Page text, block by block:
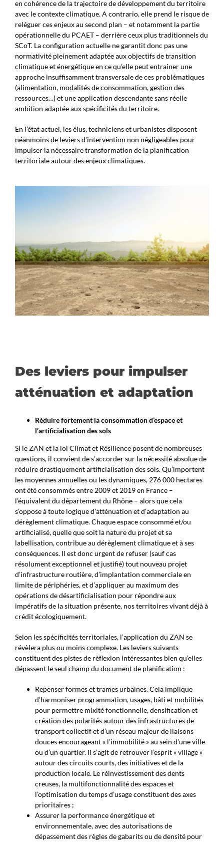
en cohérence de la trajectoire de développement du territoire
avec le contexte climatique. A contrario, elle prend le risque de
reléguer ces enjeux au second plan – et notamment la partie
opérationnelle du PCAET – derrière ceux plus traditionnels du
SCoT. La configuration actuelle ne garantit donc pas une
normativité pleinement adaptée aux objectifs de transition
climatique et énergétique en ce qu’elle peut entrainer une
approche insuffisamment transversale de ces problématiques
(alimentation, modalités de consommation, gestion des
ressources…) et une application descendante sans réelle
ambition adaptée aux spécificités du territoire.
En l’état actuel, les élus, techniciens et urbanistes disposent
néanmoins de leviers d’intervention non négligeables pour
impulser la nécessaire transformation de la planification
territoriale autour des enjeux climatiques.
Des leviers pour impulser
atténuation et adaptation
Réduire fortement la consommation d’espace et
l’artificialisation des sols
Si le ZAN et la loi Climat et Résilience posent de nombreuses
questions, il convient de s’accorder sur la nécessité absolue de
réduire drastiquement artificialisation des sols. Qu’importent
les moyennes annuelles ou les dynamiques, 276 000 hectares
ont été consommés entre 2009 et 2019 en France –
l’équivalent du département du Rhône – alors que cela
s’oppose à toute logique d’atténuation et d’adaptation au
dérèglement climatique. Chaque espace consommé et/ou
artificialisé, quelle que soit la nature du projet et sa
labellisation, contribue au dérèglement climatique et à ses
conséquences. Il est donc urgent de refuser (sauf cas
résolument exceptionnel et justifié) tout nouveau projet
d’infrastructure routière, d’implantation commerciale en
limite de périphéries, et d’appliquer au maximum des
opérations de désartificialisation pour répondre aux
impératifs de la situation présente, nos territoires vivant déjà à
crédit écologiquement.
Selon les spécificités territoriales, l’application du ZAN se
révèlera plus ou moins complexe. Les leviers suivants
constituent des pistes de réflexion intéressantes bien qu’elles
dépassent le seul champ du document de planification :
Repenser formes et trames urbaines. Cela implique
d’harmoniser programmation, usages, bâti et mobilités
pour permettre mixité fonctionnelle, densification et
création des polarités autour des infrastructures de
transport collectif et d’un réseau majeur de liaisons
douces encourageant « l’immobilité » au sein d’une ville
ou d’un quartier. Il s’agit de retrouver l’esprit « village »
autour des circuits courts, des initiatives et de la
production locale. Le réinvestissement des dents
creuses, la multifonctionnalité des espaces et
l’optimisation du temps d’usage constituent des axes
prioritaires ;
Assurer la performance énergétique et
environnementale, avec des autorisations de
dépassement des règles de gabarits ou de densité pour